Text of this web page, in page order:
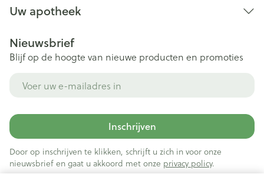
Uw apotheek
Nieuwsbrief
Blijf op de hoogte van nieuwe producten en promoties
Inschrijven
Door op inschrijven te klikken, schrijft u zich in voor onze
nieuwsbrief en gaat u akkoord met onze privacy policy.